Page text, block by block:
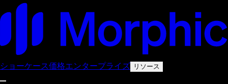
ショーケース価格エンタープライズ リソース